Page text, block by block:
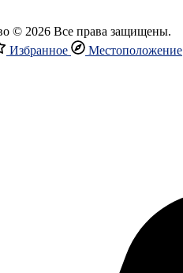
© 2026 Все права защищены.
Избранное Местоположение